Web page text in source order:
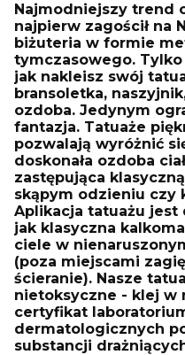
Najmodniejszy trend
najpierw zagościł na
biżuteria w formie
tymczasowego.
jak nakleisz swój
bransoletka,
ozdoba. Jedynym
fantazja. Tatuaże
pozwalają wyróżnić
doskonała ozdoba
zastępująca
skąpym odzieniu czy
Aplikacja tatuażu jest
jak klasyczna
ciele w
(poza miejscami
ścieranie). Nasze
nietoksyczne - klej w
certyfikat
dermatologicznych
substancji